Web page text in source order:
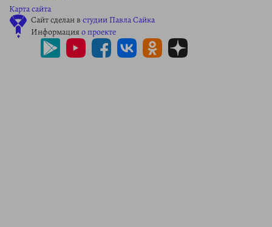
Карта сайта
Сайт сделан в студии Павла Сайка
Информация о проекте